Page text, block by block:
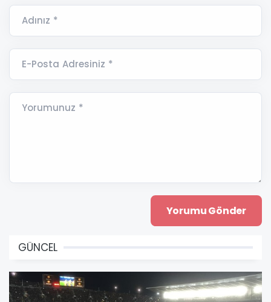
Adınız *
E-Posta Adresiniz *
Yorumunuz *
GÜNCEL